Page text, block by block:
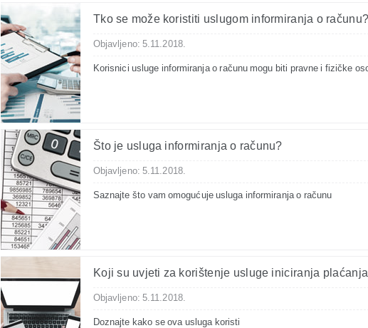
Tko se može koristiti uslugom informiranja o računu?
Objavljeno: 5.11.2018.
Korisnici usluge informiranja o računu mogu biti pravne i fizičke
Što je usluga informiranja o računu?
Objavljeno: 5.11.2018.
Saznajte što vam omogućuje usluga informiranja o računu
Koji su uvjeti za korištenje usluge iniciranja
Objavljeno: 5.11.2018.
Doznajte kako se ova usluga koristi